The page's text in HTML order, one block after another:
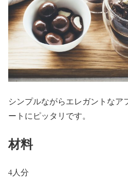
シンプルながらエレガントなア
ートにピッタリです。
材料
4人分